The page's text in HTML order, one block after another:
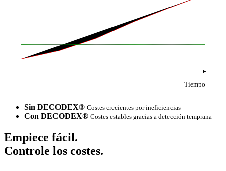
Tiempo
Sin DECODEX® Costes crecientes por ineficiencias
Con DECODEX® Costes estables gracias a detección temprana
Empiece fácil.
Controle los costes.